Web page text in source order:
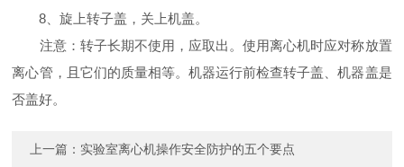
8、旋上转子盖，关上机盖。
注意：转子长期不使用，应取出。使用离心机时应对称放置
离心管，且它们的质量相等。机器运行前检查转子盖、机器盖是
否盖好。
上一篇： 实验室离心机操作安全防护的五个要点